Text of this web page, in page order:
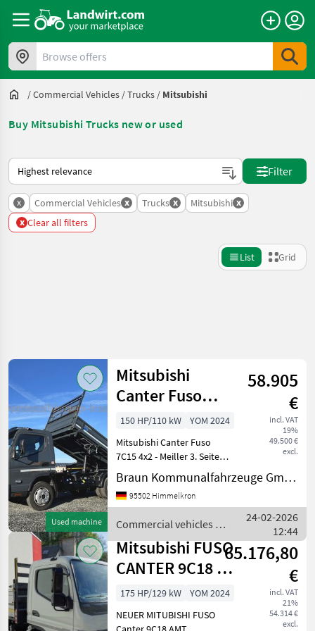
Browse offers
/Commercial Vehicles /Trucks / Mitsubishi
Buy Mitsubishi Trucks new or used
This is how sorting works on Landwirt.com
Filter
x Commercial Vehicles x Trucks x Mitsubishi x
x Clear all filters
List Grid
Category Place Filter
CURRENT
PATH
Car /
Truck /
Scooter
Commercial
Vehicles
Trucks
Mitsubishi
SELECT
CATEGORY
Mitsubishi
Reset
Show
2
results
Used machine
Mitsubishi
Canter Fuso
7C15 4x2
Kamera*Automtik*Me
58.905
€
incl. VAT
19%
49.500 €
excl.
150 HP/110 kW
YOM 2024
Mitsubishi Canter Fuso
7C15 4x2 - Meiller 3. Seiten
Kipper - Neuwertiger
Zustand !!! -
Automtikgetriebe - LED
Klimaautomatik -
Spurassisten
Braun Kommunalfahrzeuge GmbH & Co KG
95502 Himmelkron
Commercial vehicles /
Mitsubishi
24-02-2026
12:44
Mitsubishi FUSO
CANTER 9C18 3S
sklápěč
65.176,80
€
incl. VAT
21%
54.314 €
excl.
175 HP/129 kW
YOM 2024
NEUER MITUBISHI FUSO